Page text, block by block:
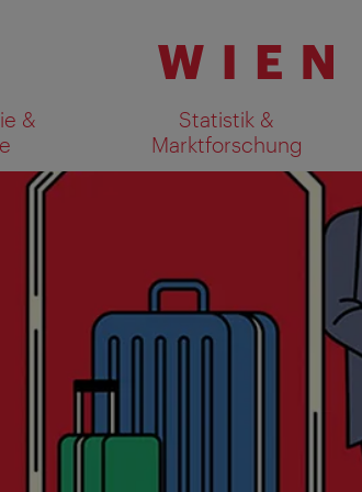
&
Statistik &
Marktforschung